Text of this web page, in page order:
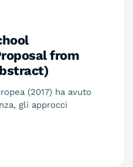
from
(2017) ha avuto
gli approcci